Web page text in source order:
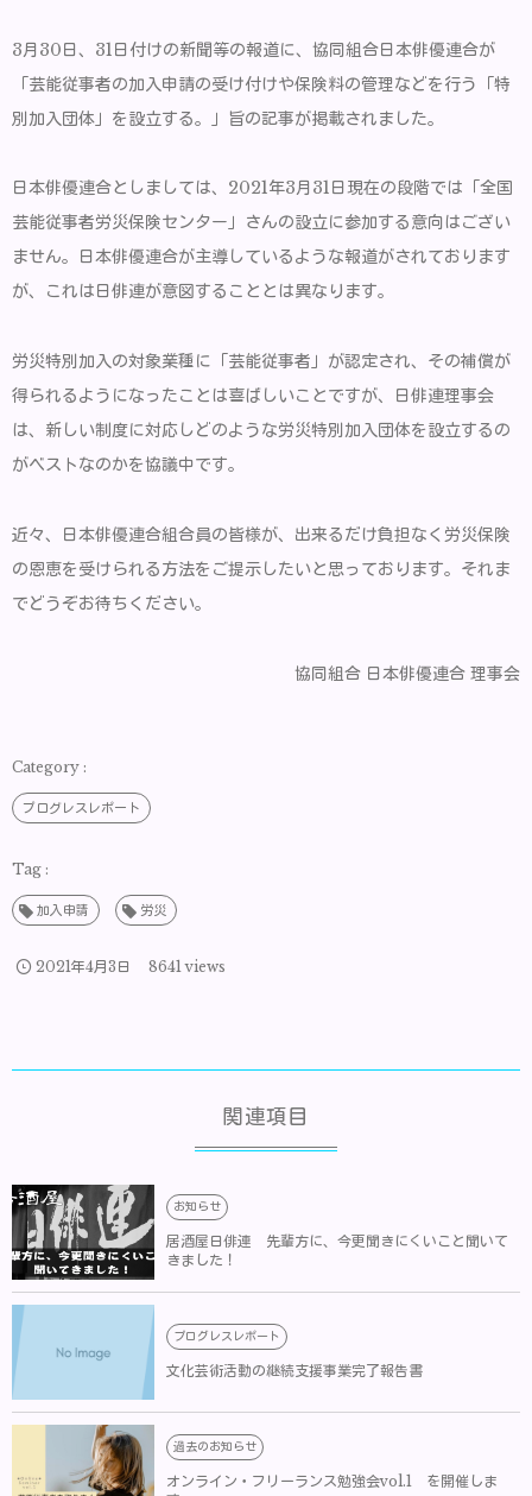
3月30日、31日付けの新聞等の報道に、協同組合日本俳優連合が
「芸能従事者の加入申請の受け付けや保険料の管理などを行う「特
別加入団体」を設立する。」旨の記事が掲載されました。
日本俳優連合としましては、2021年3月31日現在の段階では「全国
芸能従事者労災保険センター」さんの設立に参加する意向はござい
ません。日本俳優連合が主導しているような報道がされております
が、これは日俳連が意図することとは異なります。
労災特別加入の対象業種に「芸能従事者」が認定され、その補償が
得られるようになったことは喜ばしいことですが、日俳連理事会
は、新しい制度に対応しどのような労災特別加入団体を設立するの
がベストなのかを協議中です。
近々、日本俳優連合組合員の皆様が、出来るだけ負担なく労災保険
の恩恵を受けられる方法をご提示したいと思っております。それま
でどうぞお待ちください。
協同組合 日本俳優連合 理事会
プログレスレポート
加入申請 労災
2021年4月3日 8641 views
関連項目
お知らせ
居酒屋日俳連 先輩方に、今更聞きにくいこと聞いて
きました！
プログレスレポート
文化芸術活動の継続支援事業完了報告書
過去のお知らせ
オンライン・フリーランス勉強会vol.1 を開催しま